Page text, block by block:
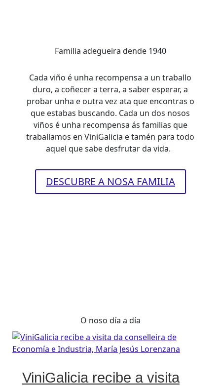
Familia adegueira dende 1940
Cada viño é unha recompensa a un traballo
duro, a coñecer a terra, a saber esperar, a
probar unha e outra vez ata que encontras o
que estabas buscando. Cada un dos nosos
viños é unha recompensa ás familias que
traballamos en ViniGalicia e tamén para todo
aquel que sabe desfrutar da vida.
DESCUBRE A NOSA FAMILIA
O noso día a día
ViniGalicia recibe a visita